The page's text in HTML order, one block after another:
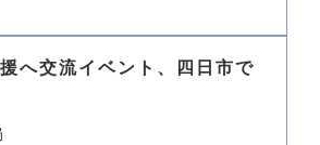
へ交流イベント、四日市で